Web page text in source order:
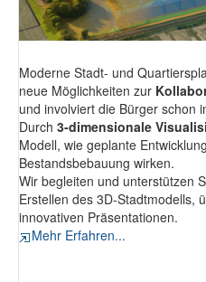
Moderne Stadt- und
neue Möglichkeiten zur
und involviert die Bürger schon
Durch 3-dimensionale
Modell, wie geplante
Bestandsbebauung wirken.
Wir begleiten und unterstützen
Erstellen des 3D-Stadtmodells,
innovativen Präsentationen.
Mehr Erfahren...